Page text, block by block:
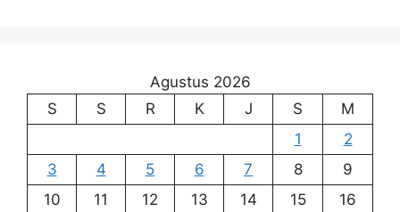
Agustus 2026
S
S R K J S
M
1
2
3
4 5 6 7 8
9
10
11 12 13 14 15
16